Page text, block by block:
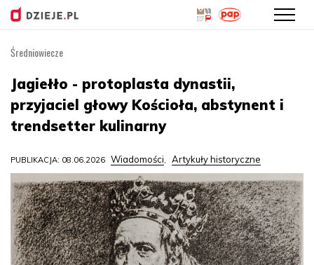
treści
Średniowiecze
Jagiełło - protoplasta dynastii,
przyjaciel głowy Kościoła, abstynent i
trendsetter kulinarny
PUBLIKACJA: 08.06.2026 Wiadomości, Artykuły historyczne